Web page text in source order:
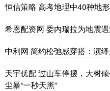
恒信策略 高考地理中40种地
希恩配资网 委内瑞拉为地震
中利网 简约松弛感穿搭：演
天宇优配 过山车停摆，大树
尘暴“一秒天黑”